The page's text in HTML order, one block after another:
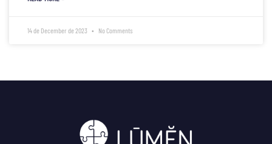
14 de December de 2023 No Comments